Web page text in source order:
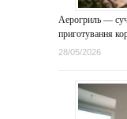
Аерогриль —
приготування
28/05/2026